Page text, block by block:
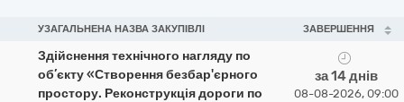
УЗАГАЛЬНЕНА НАЗВА ЗАКУПІВЛІ ЗАВЕРШЕННЯ
Здійснення технічного нагляду по
об’єкту «Створення безбар'єрного
простору. Реконструкція дороги по
за 14 днів
08-08-2026, 09:00